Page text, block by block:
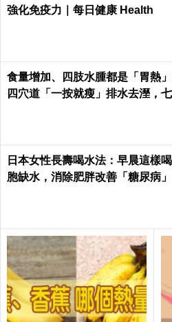
強化免疫力｜每日健康 Health
食量增加、四肢水腫都是「胃熱」
四穴道「一按就瘦」排水去溼，
日本女性長壽喝水法：早晨這樣
胞缺水，消除肥胖改善「糖尿病